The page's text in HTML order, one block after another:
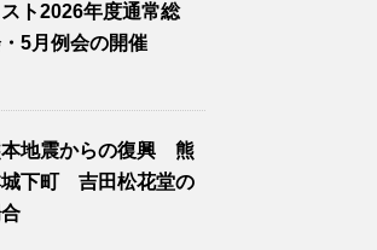
ト2026年度通常総
5月例会の開催
地震からの復興 熊
下町 吉田松花堂の